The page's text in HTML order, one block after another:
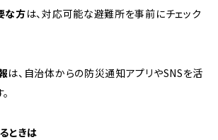
な方は、対応可能な避難所を事前にチェック
は、自治体からの防災通知アプリやSNSを活
ときは